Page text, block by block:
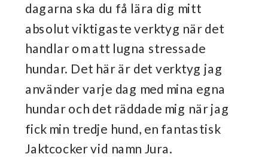
dagarna ska du få lära dig mitt
absolut viktigaste verktyg när det
handlar om att lugna stressade
hundar. Det här är det verktyg jag
använder varje dag med mina egna
hundar och det räddade mig när jag
fick min tredje hund, en fantastisk
Jaktcocker vid namn Jura.